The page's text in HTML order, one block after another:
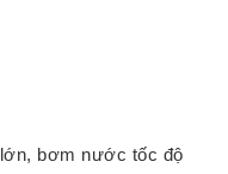
bơm nước tốc độ